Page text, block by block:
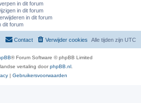
in dit forum
in dit forum
in dit forum
dit forum
Alle tijden zijn UTC
Verwijder cookies
Contact
® Forum Software © phpBB Limited
vertaling doorphpBB.nl
| Gebruikersvoorwaarden